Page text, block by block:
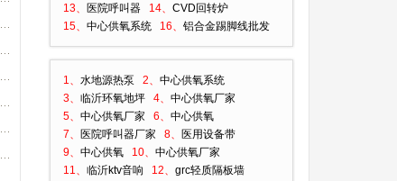
13、
医院呼叫器 14、 CVD回转炉
15、 中心供氧系统 16、 铝合金踢脚线批发
1、 水地源热泵 2、 中心供氧系统
3、 临沂环氧地坪 4、 中心供氧厂家
5、 中心供氧厂家 6、 中心供氧
7、
医院呼叫器厂家 8、
医用设备带
9、 中心供氧 10、 中心供氧厂家
11、 临沂ktv音响 12、 grc轻质隔板墙